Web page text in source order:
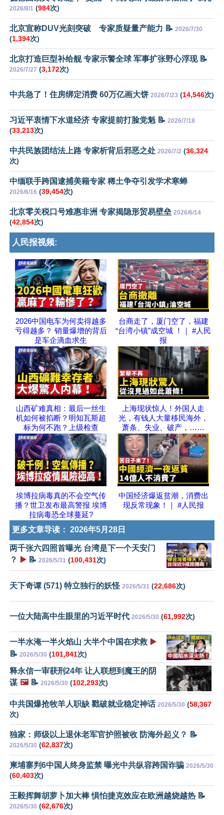
2026/8/1 (984次)
北京宣称DUV光刻突破 专家质疑量产能力 📝 2026/7/30
(1,394次)
北京打造巨型补给舰 专家示警全球 军事扩张野心浮现 📝
2026/7/27 (3,172次)
中共急了！住房绑定消费 60万亿画大饼 2026/7/23 (14,546次)
习近平衷情下水道经济 专家提前打脸党魁 📝 2026/7/18
(33,213次)
中共民族团结法上路 专家析背后邪恶之处 2026/7/2 (36,324
次)
中缅联手跨国逮捕美籍专家 稀土争夺引发学术寒蝉
2026/6/16 (39,454次)
北京零关税口号难惠非洲 专家揭隐形贸易壁垒 2026/6/14
(42,854次)
人民报视频:
2026中国电车为何卖得越多
亏得越多？ 销量爆增的背后
是车企滴血求生
台商走了，厦门空了，福建
“台湾小镇”成空城 ！｜ #人民
报
山西矿难真相：最后一丝生
机如何被掐断？明知瓦斯超
标为何不跑？上级检查
上海现状惊人！外国人走
光，有钱人大量移民海外，
萧条、失业、破产，……
埃博拉病毒真的不会空气传
播？世卫发布最高警报 埃博
拉病毒恐全球蔓延?
中国经济爆返贫潮，消费出
现反常现象！｜ #人民报
更多文章导读： 2026年5月28日
两千张六四照首曝光 台湾是下一个天安门
？
▶️ 📝 2026/5/31 (100,431次)
天下奇谭 (571) 特立独行的妖怪 2026/5/31 (22,686次)
一位大陆高中生眼里的习近平时代 2026/5/30 (61,992次)
一半水淹一半火焰山 大半个中国在求救 ▶️
📝 2026/5/30 (101,841次)
释永信一审获刑24年 让人联想到魔王的阴
谋 🖼️📝 2026/5/30 (102,293次)
中共国爆抢牧羊人职缺 戳破就业稳定神话 2026/5/30 (58,367
次)
独家：师级以上退休老军官护照被收 防海外起义？ 📝
2026/5/30 (62,837次)
柬埔寨判6中国人终身监禁 曝光中共纵容跨国诈骗 2026/5/30
(60,403次)
王毅挥舞胡萝卜加大棒 惧怕捷克效应在欧洲越烧越热 📝
2026/5/30 (62,676次)